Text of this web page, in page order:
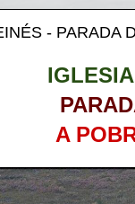
- PARADA
A